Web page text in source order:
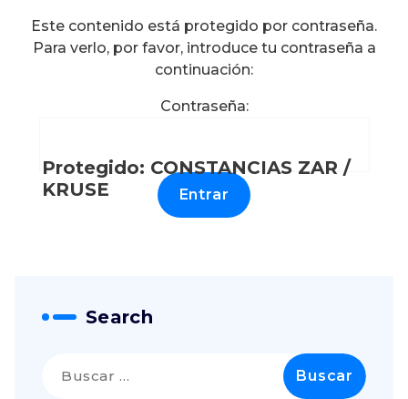
Protegido: CONSTANCIAS ZAR /
KRUSE
Este contenido está protegido por contraseña.
Para verlo, por favor, introduce tu contraseña a
continuación:
Contraseña:
Search